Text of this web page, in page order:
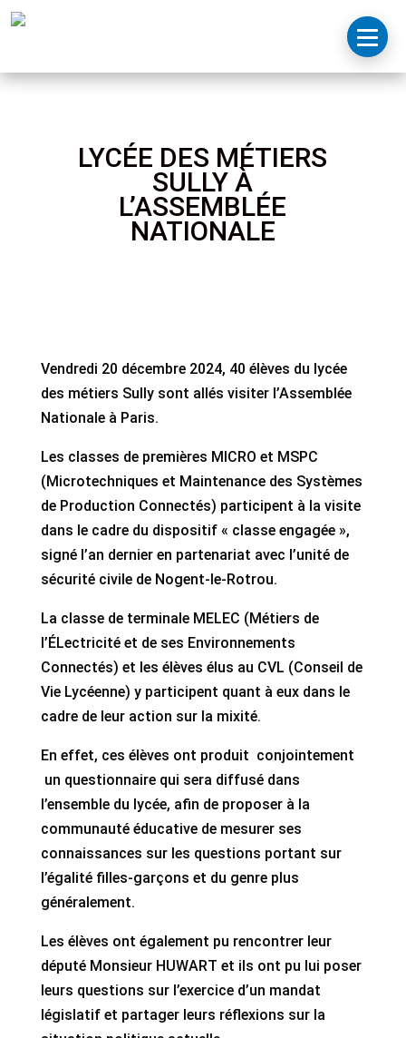
LYCÉE DES MÉTIERS
SULLY À
L’ASSEMBLÉE
NATIONALE
Vendredi 20 décembre 2024, 40 élèves du lycée
des métiers Sully sont allés visiter l’Assemblée
Nationale à Paris.
Les classes de premières MICRO et MSPC
(Microtechniques et Maintenance des Systèmes
de Production Connectés) participent à la visite
dans le cadre du dispositif « classe engagée »,
signé l’an dernier en partenariat avec l’unité de
sécurité civile de Nogent-le-Rotrou.
La classe de terminale MELEC (Métiers de
l’ÉLectricité et de ses Environnements
Connectés) et les élèves élus au CVL (Conseil de
Vie Lycéenne) y participent quant à eux dans le
cadre de leur action sur la mixité.
En effet, ces élèves ont produit conjointement
un questionnaire qui sera diffusé dans
l’ensemble du lycée, afin de proposer à la
communauté éducative de mesurer ses
connaissances sur les questions portant sur
l’égalité filles-garçons et du genre plus
généralement.
Les élèves ont également pu rencontrer leur
député Monsieur HUWART et ils ont pu lui poser
leurs questions sur l’exercice d’un mandat
législatif et partager leurs réflexions sur la